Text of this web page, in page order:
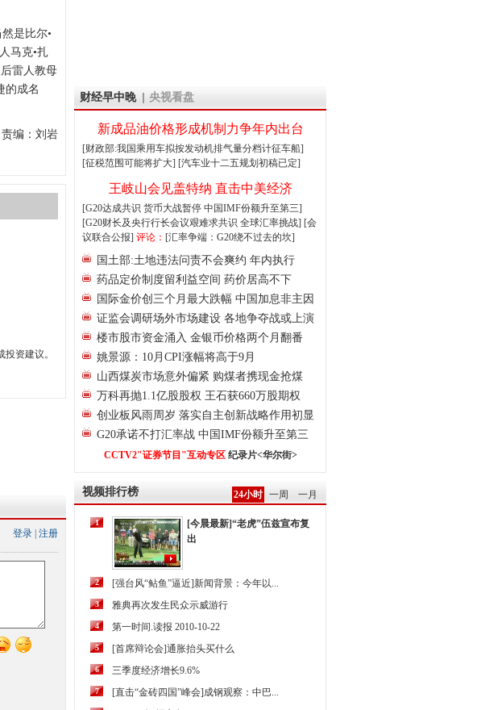
是比尔•
马克•扎
雷人教母
的成名
责编：刘岩
资建议。
登录 注册
财经早中晚 央视看盘
新成品油价格形成机制力争年内出台
[财政部:我国乘用车拟按发动机排气量分档计征车船]
[征税范围可能将扩大] [汽车业十二五规划初稿已定]
王岐山会见盖特纳 直击中美经济
[G20达成共识 货币大战暂停 中国IMF份额升至第三]
[G20财长及央行行长会议艰难求共识 全球汇率挑战] [会
议联合公报] 评论： [汇率争端：G20绕不过去的坎]
国土部:土地违法问责不会爽约 年内执行
药品定价制度留利益空间 药价居高不下
国际金价创三个月最大跌幅 中国加息非主因
证监会调研场外市场建设 各地争夺战或上演
楼市股市资金涌入 金银币价格两个月翻番
姚景源：10月CPI涨幅将高于9月
山西煤炭市场意外偏紧 购煤者携现金抢煤
万科再抛1.1亿股股权 王石获660万股期权
创业板风雨周岁 落实自主创新战略作用初显
G20承诺不打汇率战 中国IMF份额升至第三
CCTV2"证券节目"互动专区 纪录片<华尔街>
视频排行榜 24小时 一周 一月
1
[今晨最新]“老虎”伍兹宣布复
出
2 [强台风“鲇鱼”逼近]新闻背景：今年以...
3 雅典再次发生民众示威游行
4 第一时间.读报 2010-10-22
5 [首席辩论会]通胀抬头买什么
6 三季度经济增长9.6%
7 [直击“金砖四国”峰会]成钢观察：中巴...